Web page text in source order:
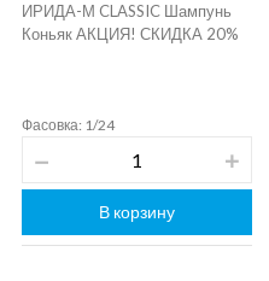
ИРИДА-М CLASSIC Шампунь
Коньяк АКЦИЯ! СКИДКА 20%
Фасовка: 1/24
В корзину